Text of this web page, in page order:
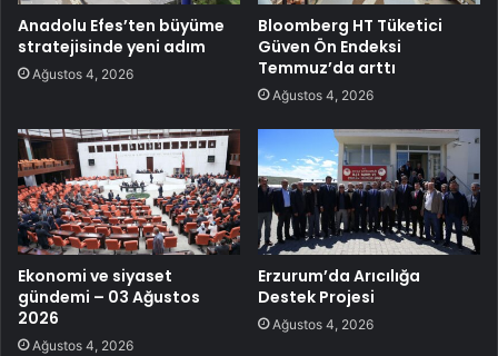
Anadolu Efes’ten büyüme
stratejisinde yeni adım
Ağustos 4, 2026
Bloomberg HT Tüketici
Güven Ön Endeksi
Temmuz’da arttı
Ağustos 4, 2026
Ekonomi ve siyaset
gündemi – 03 Ağustos
2026
Ağustos 4, 2026
Erzurum’da Arıcılığa
Destek Projesi
Ağustos 4, 2026